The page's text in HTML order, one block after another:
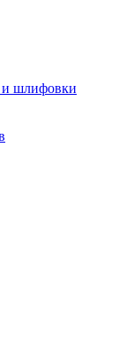
и шлифовки